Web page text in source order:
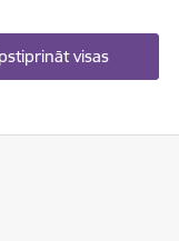
visas